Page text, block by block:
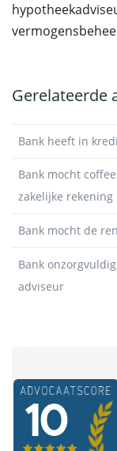
Gerelateerde
Bank heeft in
Bank mocht
zakelijke
Bank mocht de
Bank
adviseur